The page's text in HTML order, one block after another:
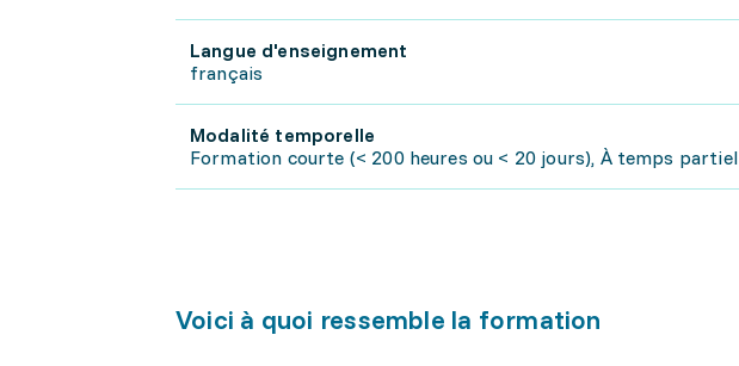
Langue d'enseignement
français
Modalité temporelle
Formation courte (< 200 heures ou < 20 jours), À temps partiel
Voici à quoi ressemble la formation